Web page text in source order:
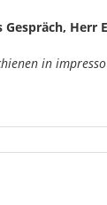
Herr
in